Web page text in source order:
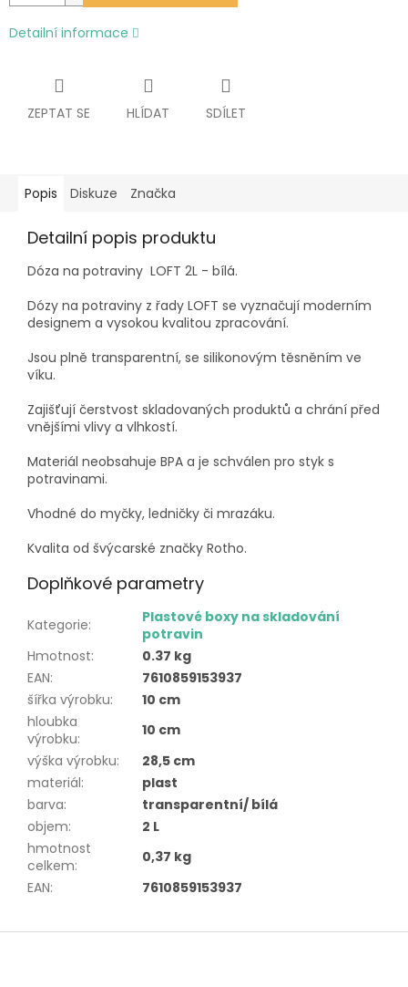
Detailní informace
ZEPTAT SE HLÍDAT SDÍLET
Popis Diskuze Značka
Detailní popis produktu
Dóza na potraviny LOFT 2L - bílá.
Dózy na potraviny z řady LOFT se vyznačují moderním
designem a vysokou kvalitou zpracování.
Jsou plně transparentní, se silikonovým těsněním ve
víku.
Zajišťují čerstvost skladovaných produktů a chrání před
vnějšími vlivy a vlhkostí.
Materiál neobsahuje BPA a je schválen pro styk s
potravinami.
Vhodné do myčky, ledničky či mrazáku.
Kvalita od švýcarské značky Rotho.
Doplňkové parametry
Kategorie:
Plastové boxy na skladování
potravin
Hmotnost:
0.37 kg
EAN:
7610859153937
šířka výrobku:
10 cm
hloubka
výrobku:
10 cm
výška výrobku:
28,5 cm
materiál:
plast
barva:
transparentní/ bílá
objem:
2 L
hmotnost
celkem:
0,37 kg
EAN: 7610859153937
Z